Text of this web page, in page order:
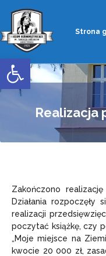
Otwórz
Strona
Realizacja
Zakończono
Działania
realizacji
poczytać książkę, czy
„Moje miejsce na
kwocie 20 000 zł,